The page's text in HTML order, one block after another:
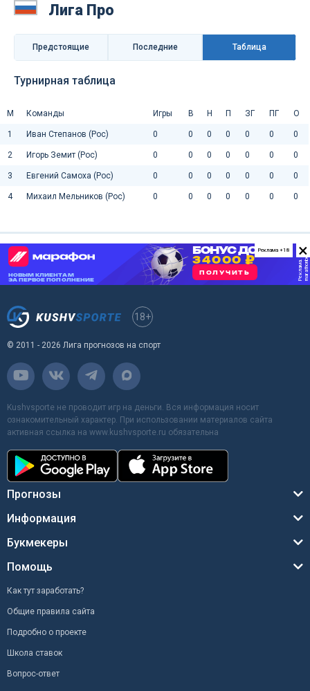
Лига Про
Предстоящие Последниe Таблица
Турнирная таблица
М Команды Игры В Н П ЗГ ПГ О
1 Иван Степанов (Рос) 0 0 0 0 0 0 0
2 Игорь Земит (Рос) 0 0 0 0 0 0 0
3 Евгений Самоха (Рос) 0 0 0 0 0 0 0
4 Михаил Мельников (Рос) 0 0 0 0 0 0 0
×
Реклама +18
18+
© 2011 - 2026 Лига прогнозов на спорт
Kushvsporte не проводит игр на деньги. Вся информация носит
ознакомительный характер. При использовании материалов сайта
активная ссылка на www.kushvsporte.ru обязательна
Прогнозы
Информация
Букмекеры
Помощь
Как тут заработать?
Общие правила сайта
Подробно о проекте
Школа ставок
Вопрос-ответ